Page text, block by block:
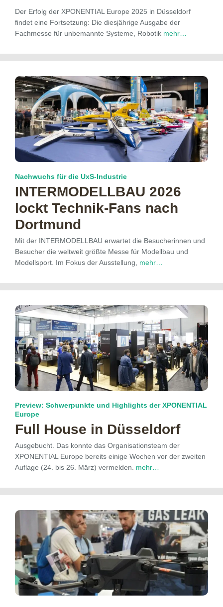
Der Erfolg der XPONENTIAL Europe 2025 in Düsseldorf
findet eine Fortsetzung: Die diesjährige Ausgabe der
Fachmesse für unbemannte Systeme, Robotik mehr…
Nachwuchs für die UxS-Industrie
INTERMODELLBAU 2026
lockt Technik-Fans nach
Dortmund
Mit der INTERMODELLBAU erwartet die Besucherinnen und
Besucher die weltweit größte Messe für Modellbau und
Modellsport. Im Fokus der Ausstellung, mehr…
Preview: Schwerpunkte und Highlights der XPONENTIAL
Europe
Full House in Düsseldorf
Ausgebucht. Das konnte das Organisationsteam der
XPONENTIAL Europe bereits einige Wochen vor der zweiten
Auflage (24. bis 26. März) vermelden. mehr…